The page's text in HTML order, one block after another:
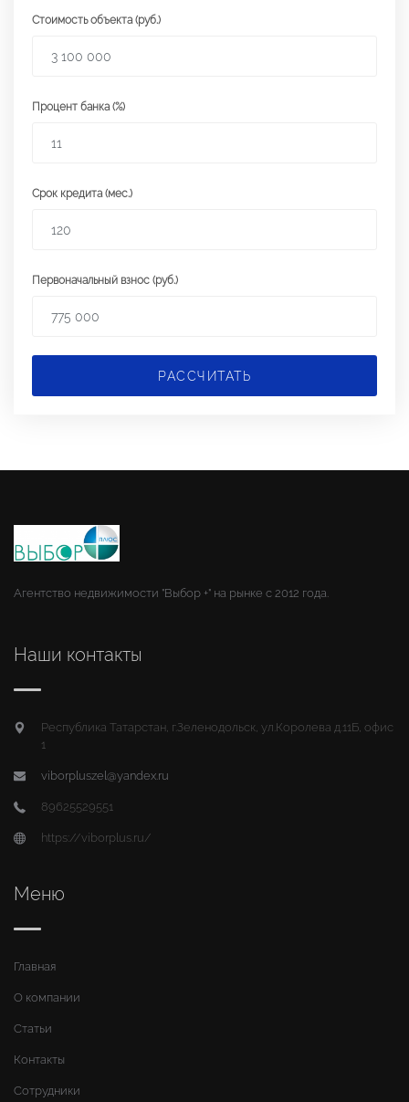
Стоимость объекта (руб.)
Процент банка (%)
Срок кредита (мес.)
Первоначальный взнос (руб.)
РАССЧИТАТЬ
Агентство недвижимости "Выбор +" на рынке с 2012 года.
Наши контакты
Республика Татарстан, г.Зеленодольск, ул.Королева д.11Б, офис
1
viborpluszel@yandex.ru
89625529551
https://viborplus.ru/
Меню
Главная
О компании
Статьи
Контакты
Сотрудники